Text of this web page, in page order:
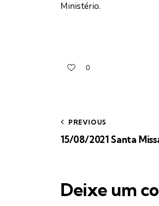
Ministério.
0
PREVIOUS
15/08/2021 Santa
Deixe um